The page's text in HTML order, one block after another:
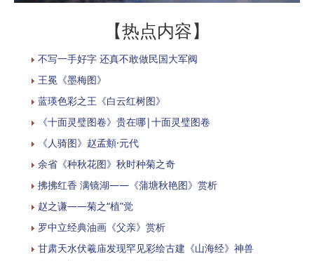
【热点内容】
不写一手好字 还真不敢做民国大军阀
​王冕《墨梅图》
蓝瑛色彩之王《白云红树图》
《十面灵璧图卷》贵在哪|十面灵璧图卷
《人骑图》赵孟頫·元代
余省《种秋花图》秋时种菊之奇
拂拂红香 满镜湖——《蒲塘秋艳图》赏析
赵之谦——菊之“植”觉
罗中立经典油画《父亲》赏析
甘肃天水伏羲庙发现罕见彩绘古建《山海经》神兽